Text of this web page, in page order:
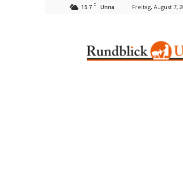
15.7 C Unna Freitag, August 7,